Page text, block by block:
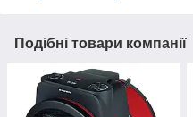
Подібні товари компанії